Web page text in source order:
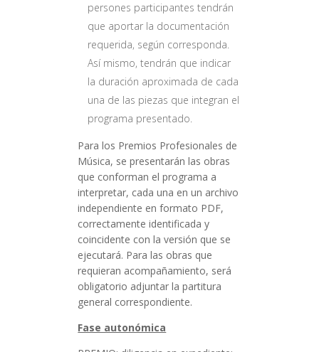
persones participantes tendrán
que aportar la documentación
requerida, según corresponda.
Así mismo, tendrán que indicar
la duración aproximada de cada
una de las piezas que integran el
programa presentado.
Para los Premios Profesionales de
Música, se presentarán las obras
que conforman el programa a
interpretar, cada una en un archivo
independiente en formato PDF,
correctamente identificada y
coincidente con la versión que se
ejecutará. Para las obras que
requieran acompañamiento, será
obligatorio adjuntar la partitura
general correspondiente.
Fase autonómica